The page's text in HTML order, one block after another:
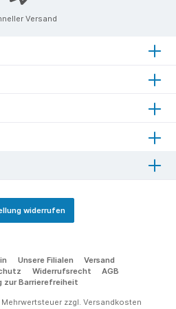
Betrieb DIBt entfällt
Versand
widerrufen
Unsere Filialen
Versand
Widerrufsrecht
AGB
zur Barrierefreiheit
zzgl. Versandkosten